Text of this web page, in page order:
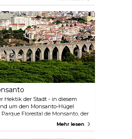
diente er den
als An- und
als zeremonielles Eingangstor zu
1983 wurde der Turm zusammen
in die Liste des
aufgenommen.
Hektik der Stadt - in diesem
um den Monsanto-Hügel
Florestal de Monsanto, der
Einblick in die vielfältigeMehr lesen